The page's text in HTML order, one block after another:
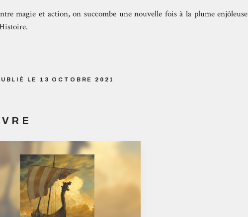
magie et action, on succombe une nouvelle fois à la plume
LE 13 OCTOBRE 2021